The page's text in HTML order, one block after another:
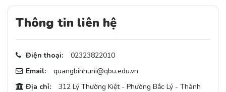
Thông tin liên hệ
Điện thoại:
02323822010
Email:
quangbinhuni@qbu.edu.vn
Địa chỉ:
312 Lý Thường Kiệt - Phường Bắc Lý - Thành